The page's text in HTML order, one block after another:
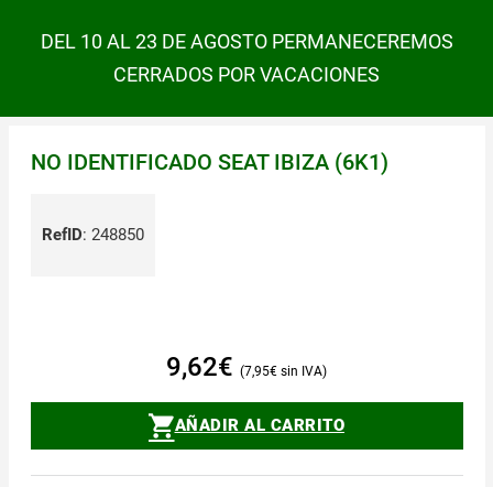
DEL 10 AL 23 DE AGOSTO PERMANECEREMOS
CERRADOS POR VACACIONES
NO IDENTIFICADO SEAT IBIZA (6K1)
RefID: 248850
9,62€ 7,95€
AÑADIR AL CARRITO